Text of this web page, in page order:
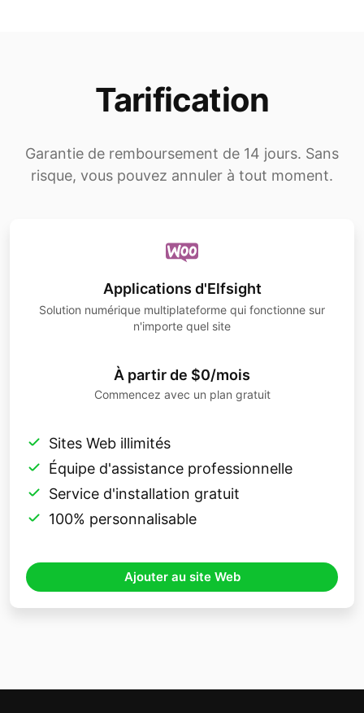
Tarification
Garantie de remboursement de 14 jours. Sans
risque, vous pouvez annuler à tout moment.
Applications d'Elfsight
Solution numérique multiplateforme qui fonctionne sur
n'importe quel site
À partir de $0/mois
Commencez avec un plan gratuit
Sites Web illimités
Équipe d'assistance professionnelle
Service d'installation gratuit
100% personnalisable
Ajouter au site Web